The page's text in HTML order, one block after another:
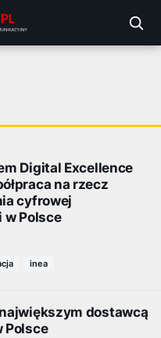
Digital Excellence
na rzecz
cyfrowej
Polsce
inea
dostawcą
Polsce